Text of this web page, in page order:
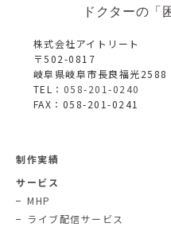
株式会社アイトリート
〒502-0817
岐阜県岐阜市長良福光2588
TEL： 058-201-0240
FAX：058-201-0241
制作実績
サービス
MHP
ライブ配信サービス